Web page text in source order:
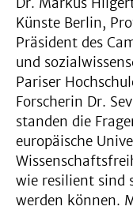
Künste Berlin,
Präsident des
und
Pariser
Forscherin Dr.
standen die
europäische
wie resilient sind
werden können.